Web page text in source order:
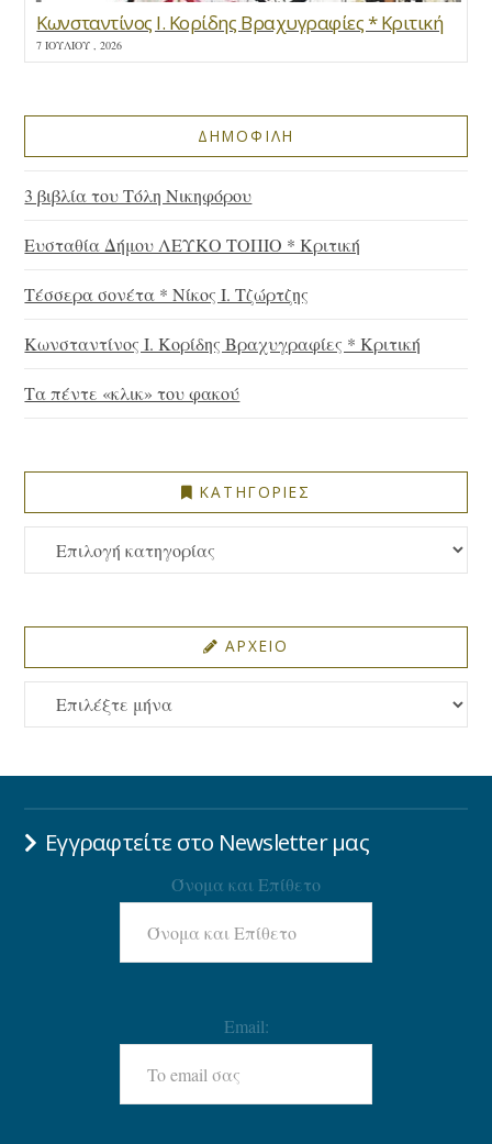
Κωνσταντίνος Ι. Κορίδης Βραχυγραφίες * Κριτική
7 ΙΟΥΛΊΟΥ , 2026
ΔΗΜΟΦΙΛΗ
3 βιβλία του Τόλη Νικηφόρου
Ευσταθία Δήμου ΛΕΥΚΟ ΤΟΠΙΟ * Κριτική
Τέσσερα σονέτα * Νίκος Ι. Τζώρτζης
Κωνσταντίνος Ι. Κορίδης Βραχυγραφίες * Κριτική
Τα πέντε «κλικ» του φακού
ΚΑΤΗΓΟΡΙΕΣ
ΚΑΤΗΓΟΡΙΕΣ
ΑΡΧΕΙΟ
ΑΡΧΕΙΟ
Εγγραφτείτε στο Newsletter μας
Όνομα και Επίθετο
Email: